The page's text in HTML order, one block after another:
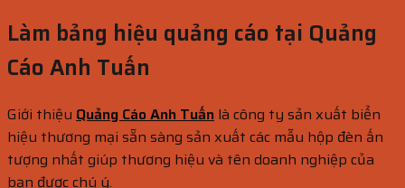
Làm bảng hiệu quảng cáo tại Quảng
Cáo Anh Tuấn
Giới thiệu Quảng Cáo Anh Tuấn là công ty sản xuất biển
hiệu thương mại sẵn sàng sản xuất các mẫu hộp đèn ấn
tượng nhất giúp thương hiệu và tên doanh nghiệp của
bạn được chú ý.